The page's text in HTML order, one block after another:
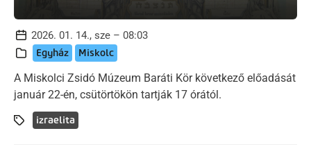
2026. 01. 14., sze – 08:03
Egyház Miskolc
A Miskolci Zsidó Múzeum Baráti Kör következő előadását
január 22-én, csütörtökön tartják 17 órától.
izraelita